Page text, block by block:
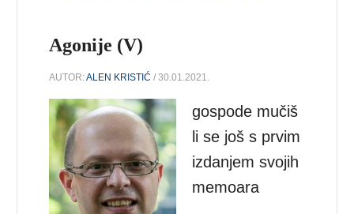
Agonije (V)
AUTOR:ALEN KRISTIĆ / 30.01.2021.
gospode mučiš
li se još s prvim
izdanjem svojih
memoara